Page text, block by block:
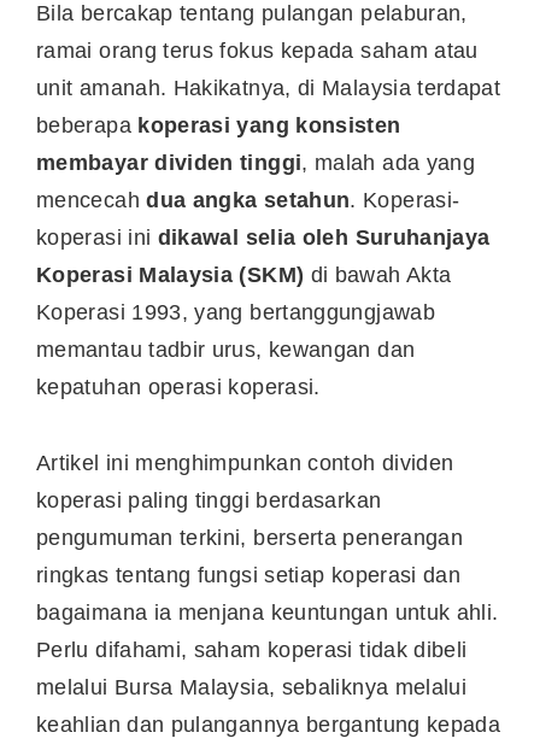
Bila bercakap tentang pulangan pelaburan,
ramai orang terus fokus kepada saham atau
unit amanah. Hakikatnya, di Malaysia terdapat
beberapa koperasi yang konsisten
membayar dividen tinggi, malah ada yang
mencecahdua angka setahun. Koperasi-
koperasi ini dikawal selia oleh Suruhanjaya
Koperasi Malaysia (SKM) di bawah Akta
Koperasi 1993, yang bertanggungjawab
memantau tadbir urus, kewangan dan
kepatuhan operasi koperasi.
Artikel ini menghimpunkan contoh dividen
koperasi paling tinggi berdasarkan
pengumuman terkini, berserta penerangan
ringkas tentang fungsi setiap koperasi dan
bagaimana ia menjana keuntungan untuk ahli.
Perlu difahami, saham koperasi tidak dibeli
melalui Bursa Malaysia, sebaliknya melalui
keahlian dan pulangannya bergantung kepada